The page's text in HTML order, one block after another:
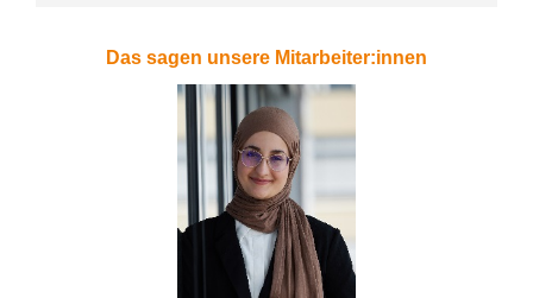
Das sagen unsere Mitarbeiter:innen